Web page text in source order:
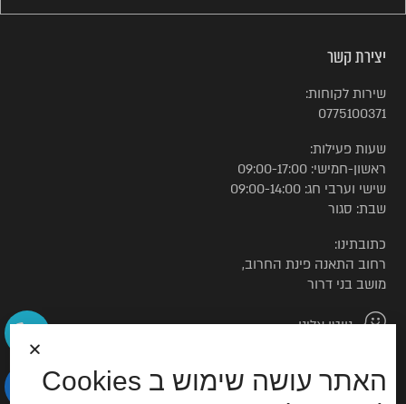
יצירת קשר
שירות לקוחות:
0775100371
שעות פעילות:
ראשון-חמישי: 09:00-17:00
שישי וערבי חג: 09:00-14:00
שבת: סגור
כתובתינו:
רחוב התאנה פינת החרוב,
מושב בני דרור
נווטו אלינו
האתר עושה שימוש ב Cookies